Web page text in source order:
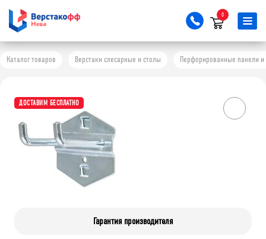
0
Каталог товаров Верстаки слесарные и столы Перфорированные панели и
ДОСТАВИМ БЕСПЛАТНО
Гарантия производителя